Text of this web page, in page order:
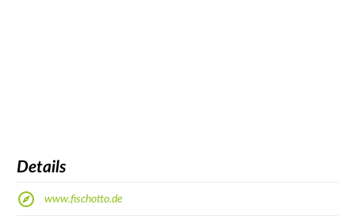
Details
www.fischotto.de